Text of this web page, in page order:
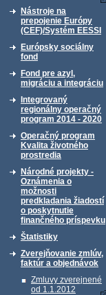
Nástroje na
prepojenie Európy
(CEF)/Systém EESSI
Európsky sociálny
fond
Fond pre azyl,
migráciu a integráciu
Integrovaný
regionálny operačný
program 2014 - 2020
Operačný program
Kvalita životného
prostredia
Národné projekty -
Oznámenia o
možnosti
predkladania žiadostí
o poskytnutie
finančného príspevku
Štatistiky
Zverejňovanie zmlúv,
faktúr a objednávok
Zmluvy zverejnené
od 1.1.2012